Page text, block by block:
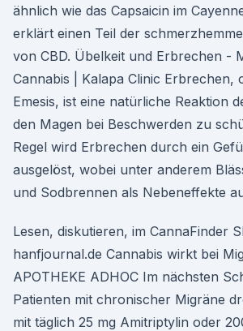
ähnlich wie das Capsaicin im
erklärt einen Teil der
von CBD. Übelkeit und Erbrechen -
Cannabis | Kalapa Clinic Erbrechen,
Emesis, ist eine natürliche Reaktion
den Magen bei Beschwerden zu
Regel wird Erbrechen durch ein
ausgelöst, wobei unter anderem
und Sodbrennen als Nebeneffekte
Lesen, diskutieren, im CannaFinder
hanfjournal.de Cannabis wirkt bei
APOTHEKE ADHOC Im nächsten
Patienten mit chronischer Migräne
mit täglich 25 mg Amitriptylin oder